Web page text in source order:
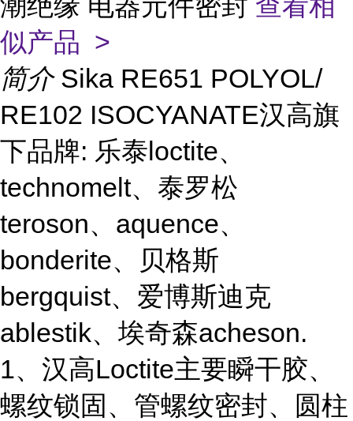
似产品 >
简介 Sika RE651 POLYOL/
RE102 ISOCYANATE汉高旗
下品牌: 乐泰loctite、
technomelt、泰罗松
teroson、aquence、
bonderite、贝格斯
bergquist、爱博斯迪克
ablestik、埃奇森acheson.
1、汉高Loctite主要瞬干胶、
螺纹锁固、管螺纹密封、圆柱